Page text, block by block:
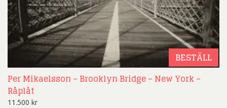
BESTÄLL
Per Mikaelsson – Brooklyn Bridge – New York –
Råplåt
11.500 kr